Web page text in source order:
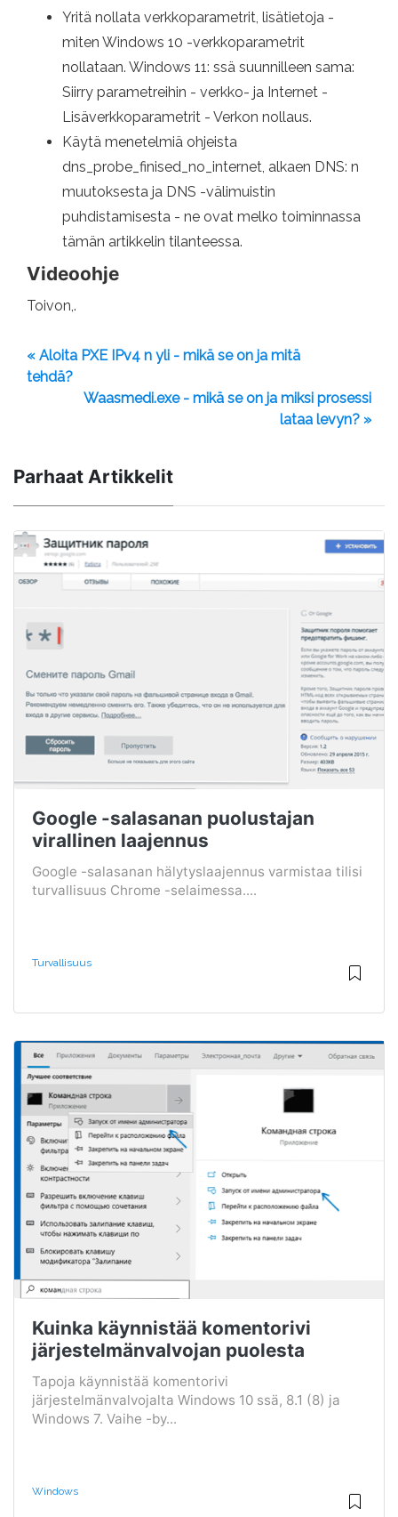
Yritä nollata verkkoparametrit, lisätietoja -
miten Windows 10 -verkkoparametrit
nollataan. Windows 11: ssä suunnilleen sama:
Siirry parametreihin - verkko- ja Internet -
Lisäverkkoparametrit - Verkon nollaus.
Käytä menetelmiä ohjeista
dns_probe_finised_no_internet, alkaen DNS: n
muutoksesta ja DNS -välimuistin
puhdistamisesta - ne ovat melko toiminnassa
tämän artikkelin tilanteessa.
Videoohje
Toivon,.
« Aloita PXE IPv4 n yli - mikä se on ja mitä
tehdä?
Waasmedi.exe - mikä se on ja miksi prosessi
lataa levyn? »
Parhaat Artikkelit
Google -salasanan puolustajan
virallinen laajennus
Google -salasanan hälytyslaajennus varmistaa tilisi
turvallisuus Chrome -selaimessa....
Turvallisuus
Kuinka käynnistää komentorivi
järjestelmänvalvojan puolesta
Tapoja käynnistää komentorivi
järjestelmänvalvojalta Windows 10 ssä, 8.1 (8) ja
Windows 7. Vaihe -by...
Windows